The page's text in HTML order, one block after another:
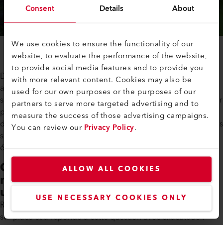
Consent Details About
We use cookies to ensure the functionality of our
website, to evaluate the performance of the website,
to provide social media features and to provide you
with more relevant content. Cookies may also be
used for our own purposes or the purposes of our
partners to serve more targeted advertising and to
measure the success of those advertising campaigns.
You can review ourPrivacy Policy.
ALLOW ALL COOKIES
USE NECESSARY COOKIES ONLY
Des gabarits de soudage spéciaux ont été mis au point pour
accélérer le processus de fabrication. Les gabarits de
soudage sont conçus pour maintenir en place les tuyaux pour
ponton ou le montage de la structure tandis que les pièces
du fond du navire, telles que la coque, le tableau et les pavois
sont fixés ensemble par soudage par extrusion avec un
équipement Leister.
Quelles sont les soudeuses
manuelles et extrudeuses Leister
utilisées par Rhino Marine ?
Rachid Benlakhouy, directeur des ventes pour l'Afrique, était
sur place et a répondu à cette question avec exactitude :